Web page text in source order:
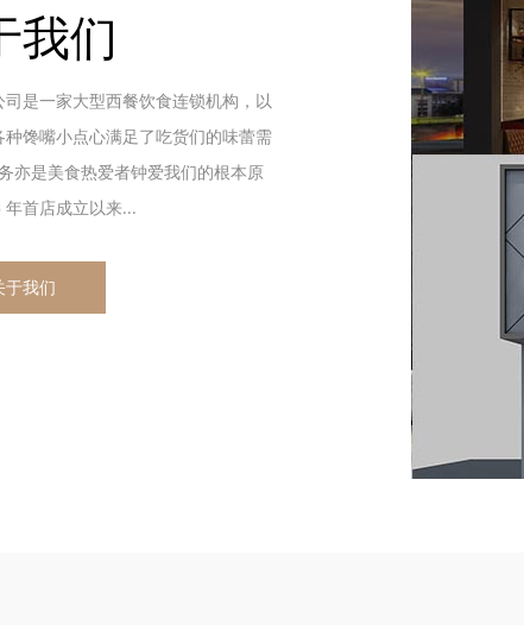
我们
是一家大型西餐饮食连锁机构，以
馋嘴小点心满足了吃货们的味蕾需
亦是美食热爱者钟爱我们的根本原
首店成立以来...
于我们